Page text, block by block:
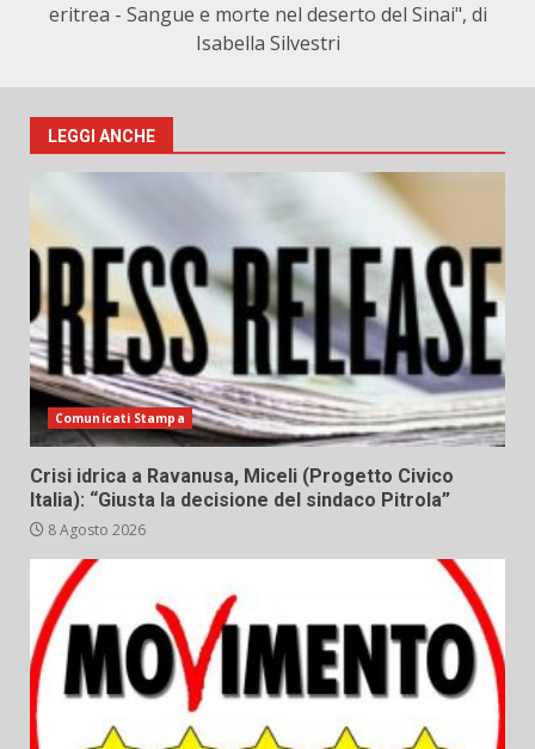
eritrea - Sangue e morte nel deserto del Sinai", di
Isabella Silvestri
LEGGI ANCHE
Comunicati Stampa
Crisi idrica a Ravanusa, Miceli (Progetto Civico
Italia): “Giusta la decisione del sindaco Pitrola”
8 Agosto 2026